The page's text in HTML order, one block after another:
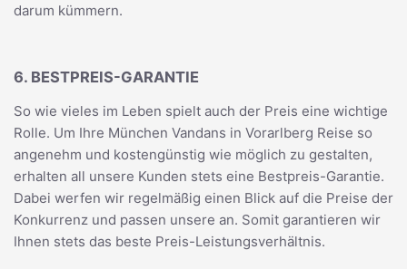
darum kümmern.
6. BESTPREIS-GARANTIE
So wie vieles im Leben spielt auch der Preis eine wichtige
Rolle. Um Ihre München Vandans in Vorarlberg Reise so
angenehm und kostengünstig wie möglich zu gestalten,
erhalten all unsere Kunden stets eine Bestpreis-Garantie.
Dabei werfen wir regelmäßig einen Blick auf die Preise der
Konkurrenz und passen unsere an. Somit garantieren wir
Ihnen stets das beste Preis-Leistungsverhältnis.